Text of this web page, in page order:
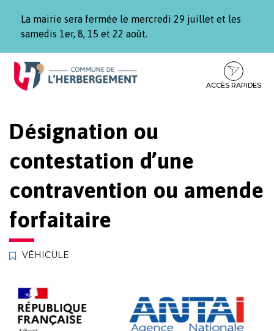
La mairie sera fermée le mercredi 29 juillet et les
samedis 1er, 8, 15 et 22 août.
Aller
Aller
contenu
Aller
pied
ACCÈS RAPIDES
Désignation ou
contestation d’une
contravention ou amende
forfaitaire
VÉHICULE